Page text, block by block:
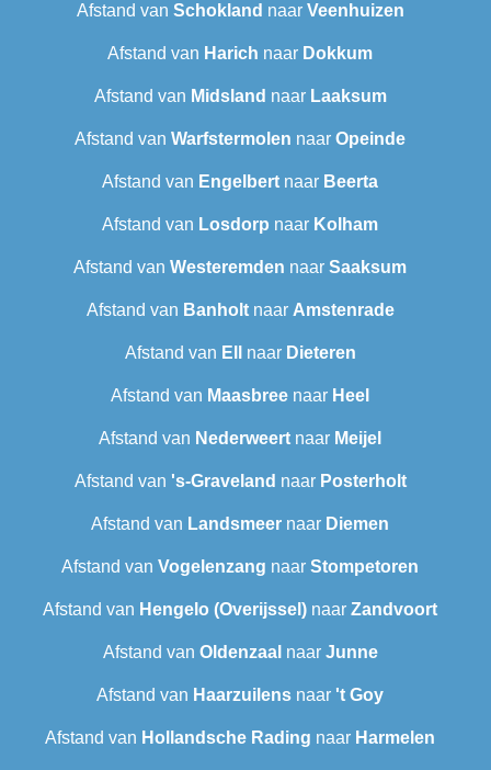
Afstand van Schokland naar Veenhuizen
Afstand van Harich naar Dokkum
Afstand van Midsland naar Laaksum
Afstand van Warfstermolen naar Opeinde
Afstand van Engelbert naar Beerta
Afstand van Losdorp naar Kolham
Afstand van Westeremden naar Saaksum
Afstand van Banholtnaar Amstenrade
Afstand van Ell naar Dieteren
Afstand van Maasbree naar Heel
Afstand van Nederweert naar Meijel
Afstand van 's-Graveland naar Posterholt
Afstand van Landsmeer naar Diemen
Afstand van Vogelenzang naar Stompetoren
Afstand van Hengelo (Overijssel) naar Zandvoort
Afstand van Oldenzaal naar Junne
Afstand van Haarzuilens naar 't Goy
Afstand van Hollandsche Rading naar Harmelen